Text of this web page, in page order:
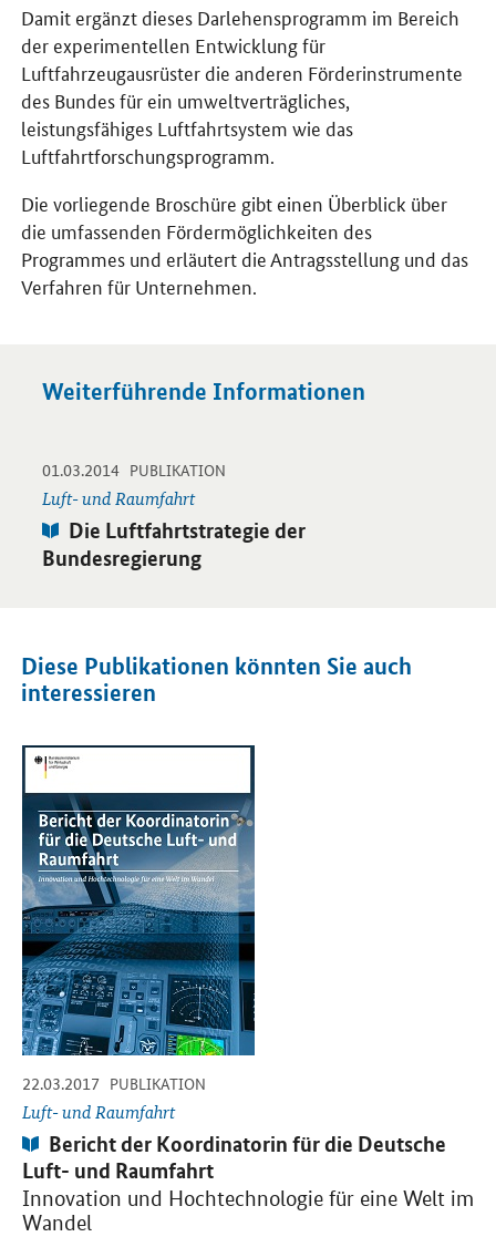
Damit ergänzt dieses Darlehensprogramm im Bereich
der experimentellen Entwicklung für
Luftfahrzeugausrüster die anderen Förderinstrumente
des Bundes für ein umweltverträgliches,
leistungsfähiges Luftfahrtsystem wie das
Luftfahrtforschungsprogramm.
Die vorliegende Broschüre gibt einen Überblick über
die umfassenden Fördermöglichkeiten des
Programmes und erläutert die Antragsstellung und das
Verfahren für Unternehmen.
Weiterführende Informationen
01.03.2014 -
PUBLIKATION
Luft- und Raumfahrt
Publikation:
Die Luftfahrtstrategie der
Bundesregierung
Öffnet PDF "Die Luftfahrtstrategie der Bundesregierung" in
Diese Publikationen könnten Sie auch
interessieren
22.03.2017 -
PUBLIKATION
Luft- und Raumfahrt
Publikation:
Bericht der Koordinatorin für die Deutsche
Luft- und Raumfahrt
Innovation und Hochtechnologie für eine Welt im
Wandel
Öffnet PDF "Bericht der Koordinatorin für die Deutsche Luft- und